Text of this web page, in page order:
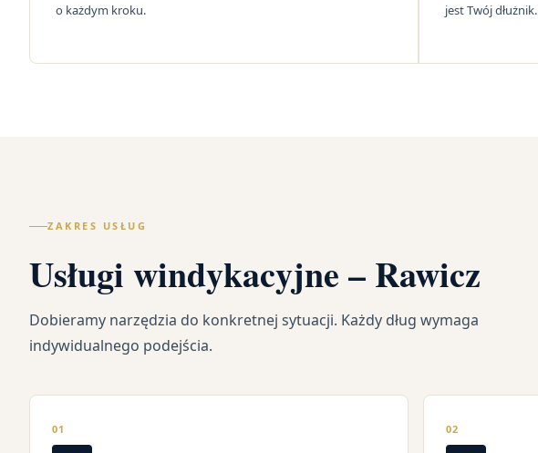
o każdym kroku.
jest Twój dłużnik.
ZAKRES USŁUG
Usługi windykacyjne – Rawicz
Dobieramy narzędzia do konkretnej sytuacji. Każdy dług wymaga
indywidualnego podejścia.
01 02